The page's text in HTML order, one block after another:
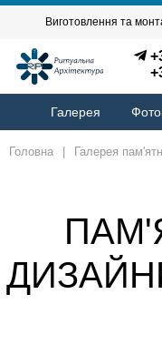
Виготовлення та
Галерея
Головна Галерея